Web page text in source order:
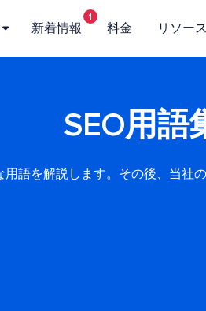
新着情報
1
料金 リソース
SEO用語
語を解説します。その後、当社